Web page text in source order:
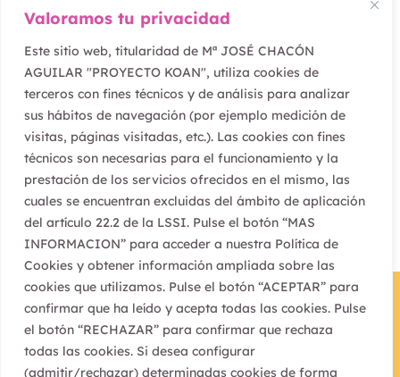
Valoramos tu privacidad
Este sitio web, titularidad de Mª JOSÉ CHACÓN
AGUILAR "PROYECTO KOAN", utiliza cookies de
terceros con fines técnicos y de análisis para analizar
sus hábitos de navegación (por ejemplo medición de
visitas, páginas visitadas, etc.). Las cookies con fines
técnicos son necesarias para el funcionamiento y la
prestación de los servicios ofrecidos en el mismo, las
cuales se encuentran excluidas del ámbito de aplicación
del artículo 22.2 de la LSSI. Pulse el botón “MAS
INFORMACION” para acceder a nuestra Política de
Cookies y obtener información ampliada sobre las
cookies que utilizamos. Pulse el botón “ACEPTAR” para
confirmar que ha leído y acepta todas las cookies. Pulse
el botón “RECHAZAR” para confirmar que rechaza
todas las cookies. Si desea configurar
(admitir/rechazar) determinadas cookies de forma
Servicio a empresas e
instituciones